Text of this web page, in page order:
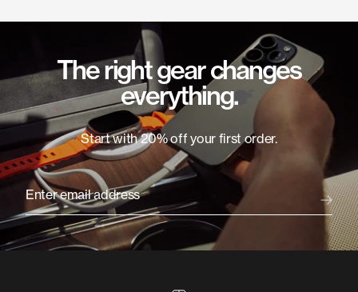
The right gear changes
everything.
Start with 20% off your first order.
Enter email address